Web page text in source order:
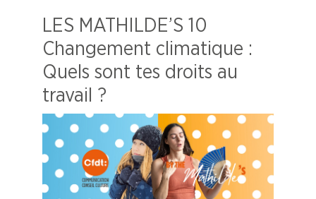
LES MATHILDE’S 10
Changement climatique :
Quels sont tes droits au
travail ?